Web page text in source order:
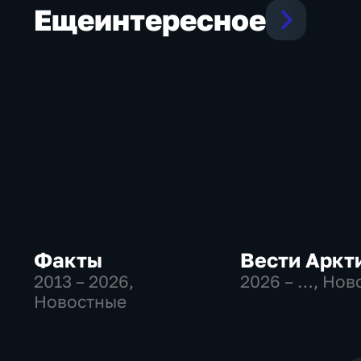
Ещеинтересное
Факты
2013 – 2026,
Новостные
Вести
2026 – …,